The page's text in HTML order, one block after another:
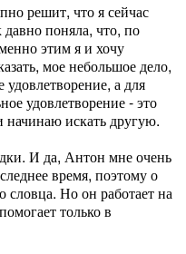
решит, что я сейчас
поняла, что, по
этим я и хочу
мое небольшое дело,
а для
удовлетворение - это
начинаю искать другую.
И да, Антон мне очень
время, поэтому о
Но он работает на
только в